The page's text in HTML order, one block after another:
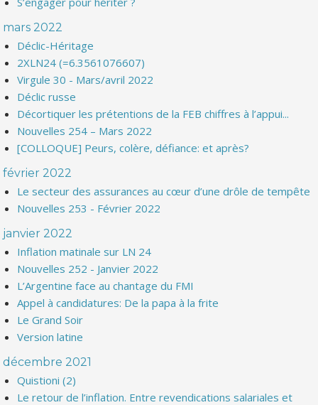
mars 2022
Déclic-Héritage
2XLN24 (=6.3561076607)
Virgule 30 - Mars/avril 2022
Déclic russe
Décortiquer les prétentions de la FEB chiffres à l’appui...
Nouvelles 254 – Mars 2022
[COLLOQUE] Peurs, colère, défiance: et après?
février 2022
Le secteur des assurances au cœur d’une drôle de tempête
Nouvelles 253 - Février 2022
janvier 2022
Inflation matinale sur LN 24
Nouvelles 252 - Janvier 2022
L’Argentine face au chantage du FMI
Appel à candidatures: De la papa à la frite
Le Grand Soir
Version latine
décembre 2021
Quistioni (2)
Le retour de l’inflation. Entre revendications salariales et